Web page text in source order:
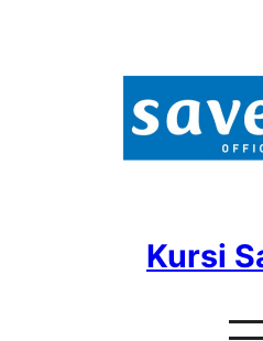
Kursi